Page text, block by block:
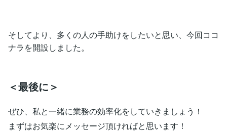
そしてより、多くの人の手助けをしたいと思い、今回ココ
ナラを開設しました。
＜最後に＞
ぜひ、私と一緒に業務の効率化をしていきましょう！
まずはお気楽にメッセージ頂ければと思います！